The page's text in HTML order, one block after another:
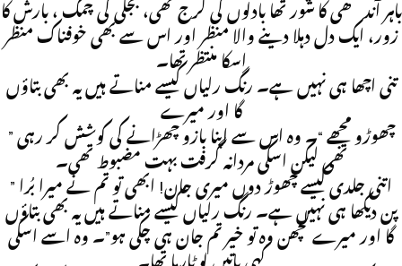
باہر آندھی کا شور تھا بادلوں کی گرج تھی، بجلی کی چمک ، بارش کا
زور، ایک دل دہلا دینے والا منظر اور اس سے بھی خوفناک منظر
اسکا منتظر تھا۔
تنی اچھا ہی نہیں ہے۔ رنگ رلیاں کیسے مناتے ہیں یہ بھی بتاؤں
گا اور میرے
” چھوڑو مجھے “۔ وہ اس سے اپنا بازو چھڑانے کی کوشش کر رہی
تھی لیکن اسکی مردانہ گرفت بہت مضبوط تھی۔
” اتنی جلدی کیسے چھوڑ دوں میری جان! ابھی تو تم نے میرا بُرا
پن دیکھا ہی نہیں ہے۔ رنگ رلیاں کیسے مناتے ہیں یہ بھی بتاؤں
گا اور میرے لچھن وہ تو خیر تم جان ہی چکی ہو”۔ وہ اسے اسکی